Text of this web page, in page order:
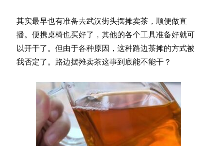
明
白！
其实最早也有准备去武汉街头摆摊卖茶，顺便做直
播。便携桌椅也买好了，其他的各个工具准备好就可
以开干了。但由于各种原因，这种路边茶摊的方式被
我否定了。路边摆摊卖茶这事到底能不能干？